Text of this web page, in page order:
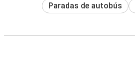
Paradas de autobús